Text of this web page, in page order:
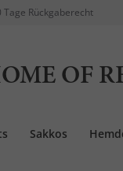
Tage Rückgaberecht
OF
Sakkos